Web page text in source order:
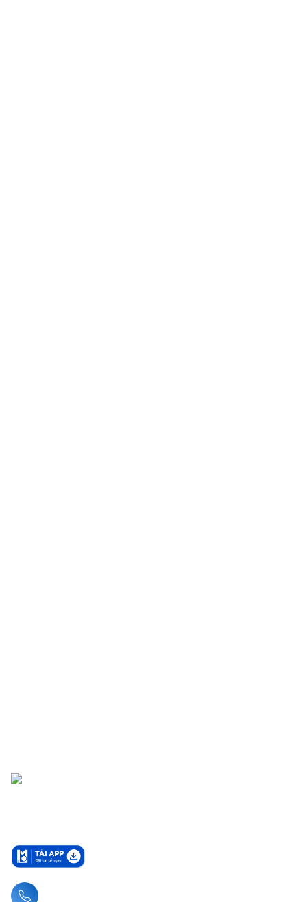
Liên hệ hotline